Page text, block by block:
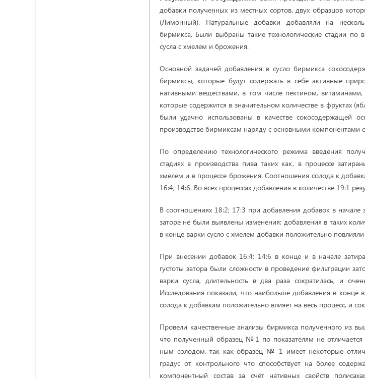
добавки полученных из местных сортов. двух образцов
(Лимонный). Натуральные добавки добавляли на
бирмикса. Были выбраны такие технологические стадии по
сусла с хмелем и брожения.
Основной задачей добавления в сусло бирмикса
бирмиксы, которые будут содержать в себе активные
нативными веществами, в том числе пектином,
которые содержится в значительном количестве в фруктах
были удачно использованы в качестве сокосодержащей
производстве бирмиксам наряду с основными
По определению технологического режима введения
стадиях в производства пива таких как, в процессе
хмелем и в процессе брожения. Соотношения солода к
16:4; 14:6. Во всех процессах добавления в количестве 19:1
В соотношениях 18:2; 17:3 при добавления добавок в
заторе не были выявлены изменения; добавления в таких
в конце варки сусло с хмелем добавки положительно повлияли
При внесении добавок 16:4; 14:6 в конце и в начале
густоты затора были сложности в проведение фильтрации
варки сусла, длительность в два раза сократилась, и
Исследования показали, что наибольше добавления в конце
солода к добавкам положительно влияет на весь процесс, и
Провели качественные анализы бирмикса полученного из
что полученный образец №1 по показателям не
ным солодом, так как образец № 1 имеет некоторые
градус от контрольного что способствует на более
компонентный состав за счёт нативных свойств